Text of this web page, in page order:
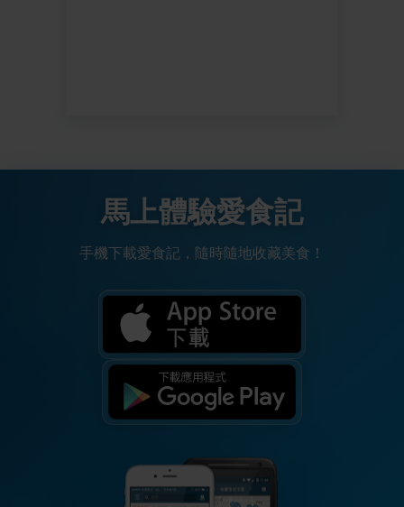
馬上體驗愛食記
手機下載愛食記，隨時隨地收藏美食！